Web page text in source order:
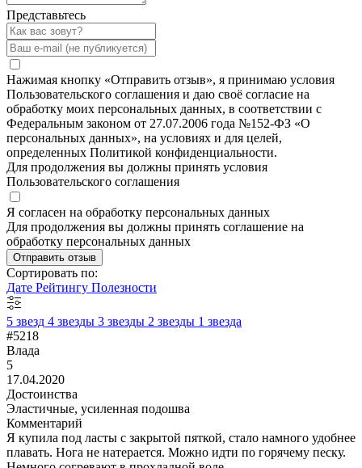
Представьтесь
Нажимая кнопку «Отправить отзыв», я принимаю условия
Пользовательского соглашения и даю своё согласие на
обработку моих персональных данных, в соответствии с
Федеральным законом от 27.07.2006 года №152-ФЗ «О
персональных данных», на условиях и для целей,
определенных Политикой конфиденциальности.
Для продолжения вы должны принять условия
Пользовательского соглашения
Я согласен на обработку персональных данных
Для продолжения вы должны принять соглашение на
обработку персональных данных
Отправить отзыв
Сортировать по:
Дате Рейтингу Полезности
5 звезд 4 звезды 3 звезды 2 звезды 1 звезда
#5218
Влада
5
17.04.2020
Достоинства
Эластичные, усиленная подошва
Комментарий
Я купила под ласты с закрытой пяткой, стало намного удобнее
плавать. Нога не натерается. Можно идти по горячему песку.